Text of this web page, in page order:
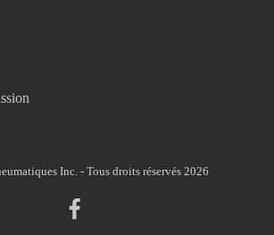
Inc. - Tous droits réservés 2026